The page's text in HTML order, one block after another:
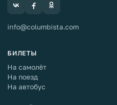
info@columbista.com
БИЛЕТЫ
На самолёт
На поезд
На автобус